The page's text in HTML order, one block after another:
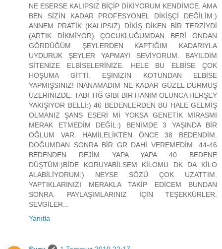
NE ESERSE KALIPSIZ BİÇİP DİKİYORUM KENDİMCE. AMA
BEN SİZİN KADAR PROFESYONEL DİKİŞÇİ DEĞİLİM:)
ANNEM PRATİK (KALIPSIZ) DİKİŞ DİKEN BİR TERZİYDİ
(ARTIK DİKMİYOR) ÇOCUKLUĞUMDAN BERİ ONDAN
GÖRDÜĞÜM ŞEYLERDEN KAPTIĞIM KADARIYLA
UYDURUK ŞEYLER YAPMAYI SEVİYORUM. BAYILDIM
SİTENİZE ELBİSELERİNİZE. HELE BU ELBİSE ÇOK
HOŞUMA GİTTİ. EŞİNİZİN KOTUNDAN ELBİSE
YAPMIŞSINIZ! İNANAMADIM NE KADAR GÜZEL DURMUŞ
ÜZERİNİZDE. TABİ TIĞ GİBİ BİR HANIM OLUNCA HERŞEY
YAKIŞIYOR BELLİ:) 46 BEDENLERDEN BU HALE GELMİŞ
OLMANIZ ŞANS ESERİ Mİ YOKSA GENETİK MİRASMI
MERAK ETMEDİM DEĞİL:) BENİMDE 3 YAŞINDA BİR
OĞLUM VAR. HAMİLELİKTEN ÖNCE 38 BEDENDİM.
DOĞUMDAN SONRA BİR GR DAHİ VEREMEDİM. 44-46
BEDENDEN REJİM YAPA YAPA 40 BEDENE
DÜŞTÜM:)BİDE KORUYABİLSEM KİLOMU DK DA KİLO
ALABİLİYORUM:) NEYSE SÖZÜ ÇOK UZATTIM.
YAPTIKLARINIZI MERAKLA TAKİP EDİCEM BUNDAN
SONRA. PAYLAŞIMLARINIZ İÇİN TEŞEKKÜRLER.
SEVGİLER...
Yanıtla